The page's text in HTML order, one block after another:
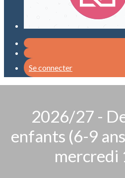
Se connecter
2026/27 -
enfants (6-9
mercredi